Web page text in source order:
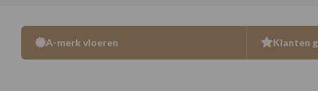
A-merk vloeren Klanten